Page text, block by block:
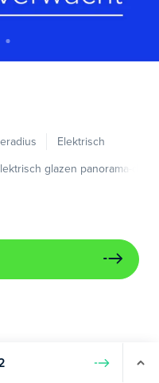
Elektrisch
glazen panorama-dak
Volgende